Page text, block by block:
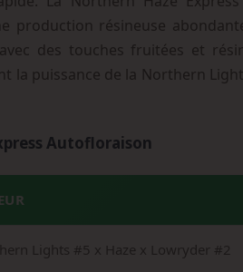
production résineuse
des touches fruitées et
puissance de la Northern
Autofloraison
Lights #5 x Haze x Lowryder #2